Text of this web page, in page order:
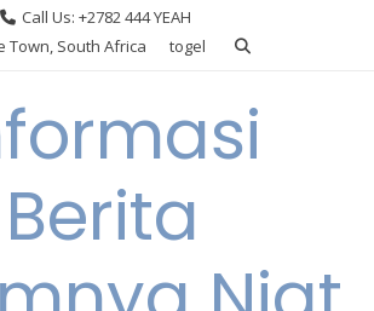
Call Us: +2782 444 YEAH
Town, South Africa
togel
Berita